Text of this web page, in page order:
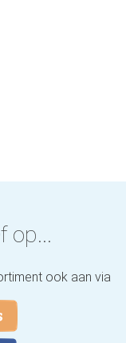
op...
ook aan via